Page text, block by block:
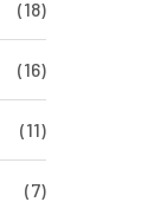
(18)
(16)
(11)
(7)